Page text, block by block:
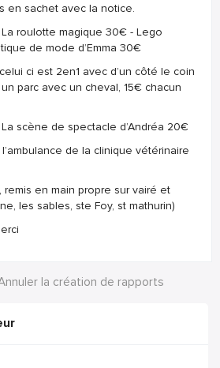
en sachet avec la notice.
roulotte magique 30€ - Lego
de mode d’Emma 30€
ci est 2en1 avec d’un côté le coin
parc avec un cheval, 15€ chacun
scène de spectacle d’Andréa 20€
de la clinique vétérinaire
remis en main propre sur vairé et
les sables, ste Foy, st mathurin)
la création de rapports